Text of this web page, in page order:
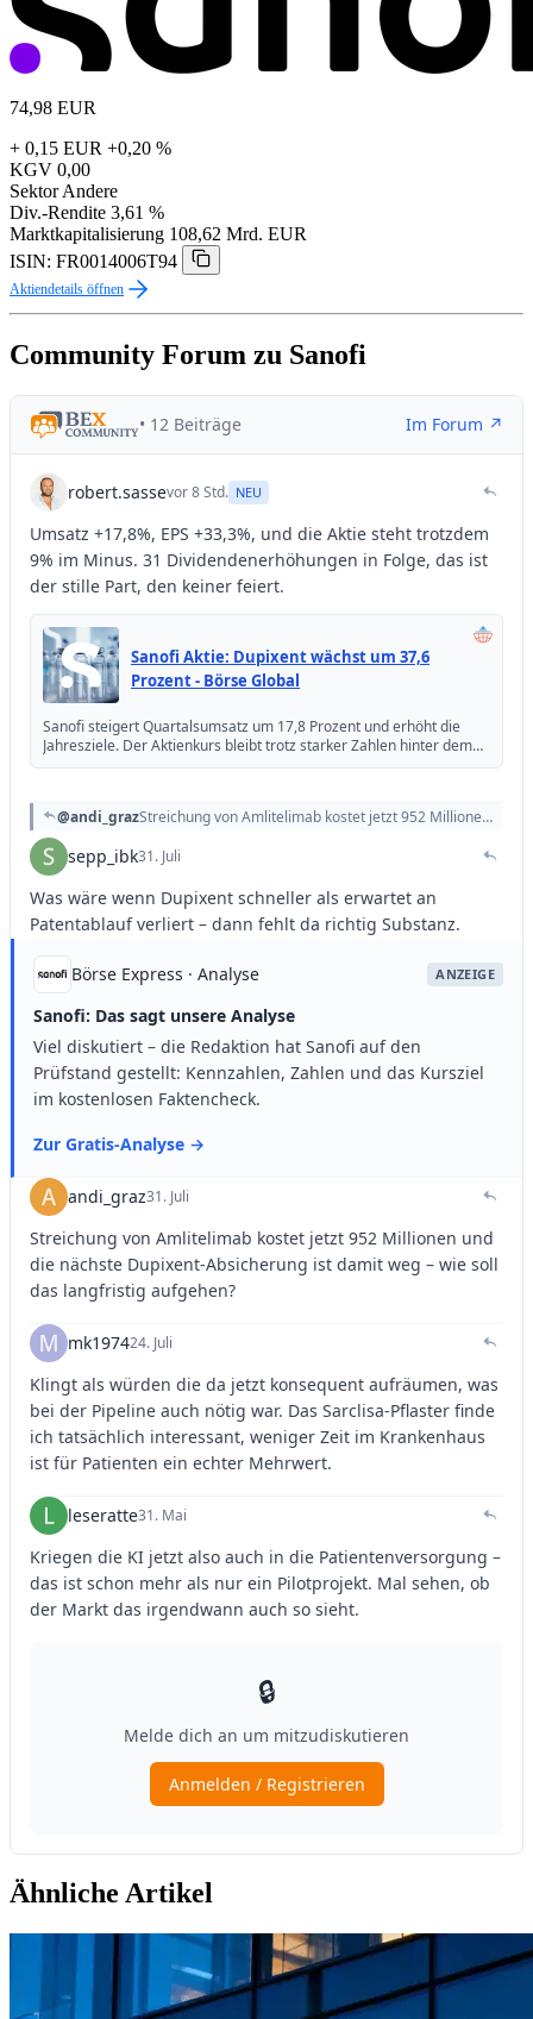
74,98 EUR
+ 0,15 EUR +0,20 %
KGV 0,00
Sektor Andere
Div.-Rendite 3,61 %
Marktkapitalisierung 108,62 Mrd. EUR
ISIN: FR0014006T94
Aktiendetails öffnen
Community Forum zu Sanofi
Ähnliche Artikel